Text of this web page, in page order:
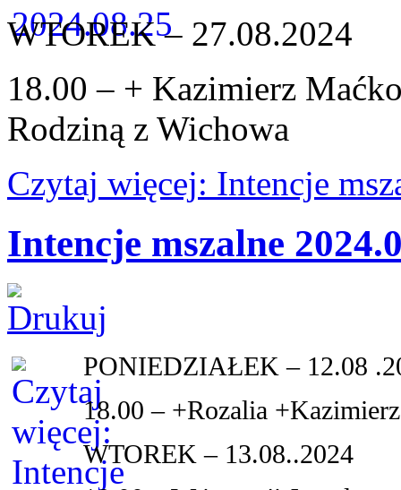
WTOREK – 27.08.2024
18.00 – + Kazimierz
Rodziną z Wichowa
Czytaj więcej: Intencje
Intencje mszalne
PONIEDZIAŁEK – 12.08
18.00 – +Rozalia
WTOREK – 13.08..2024